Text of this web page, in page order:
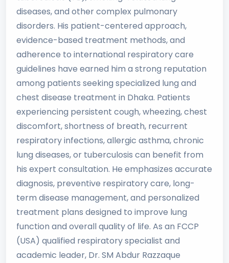
diseases, and other complex pulmonary
disorders. His patient-centered approach,
evidence-based treatment methods, and
adherence to international respiratory care
guidelines have earned him a strong reputation
among patients seeking specialized lung and
chest disease treatment in Dhaka. Patients
experiencing persistent cough, wheezing, chest
discomfort, shortness of breath, recurrent
respiratory infections, allergic asthma, chronic
lung diseases, or tuberculosis can benefit from
his expert consultation. He emphasizes accurate
diagnosis, preventive respiratory care, long-
term disease management, and personalized
treatment plans designed to improve lung
function and overall quality of life. As an FCCP
(USA) qualified respiratory specialist and
academic leader, Dr. SM Abdur Razzaque